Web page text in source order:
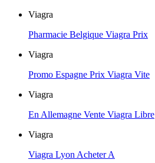
Viagra
Pharmacie Belgique Viagra Prix
Viagra
Promo Espagne Prix Viagra Vite
Viagra
En Allemagne Vente Viagra Libre
Viagra
Viagra Lyon Acheter A